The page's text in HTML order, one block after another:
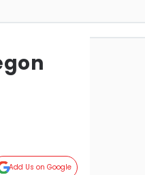
Add Us on Google